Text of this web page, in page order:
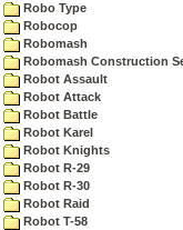
Robo Type
Robocop
Robomash
Robomash Construction
Robot Assault
Robot Attack
Robot Battle
Robot Karel
Robot Knights
Robot R-29
Robot R-30
Robot Raid
Robot T-58